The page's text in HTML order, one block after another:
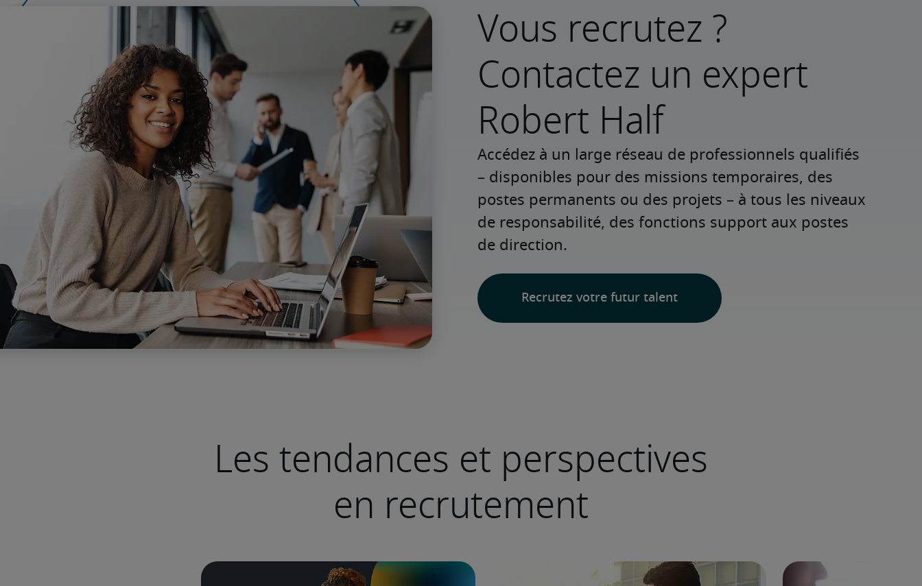
Vous recrutez ?
Contactez un expert
Robert Half
Accédez à un large réseau de professionnels qualifiés
– disponibles pour des missions temporaires, des
postes permanents ou des projets – à tous les niveaux
de responsabilité, des fonctions support aux postes
de direction.
Recrutez votre futur talent
Les tendances et perspectives
en recrutement